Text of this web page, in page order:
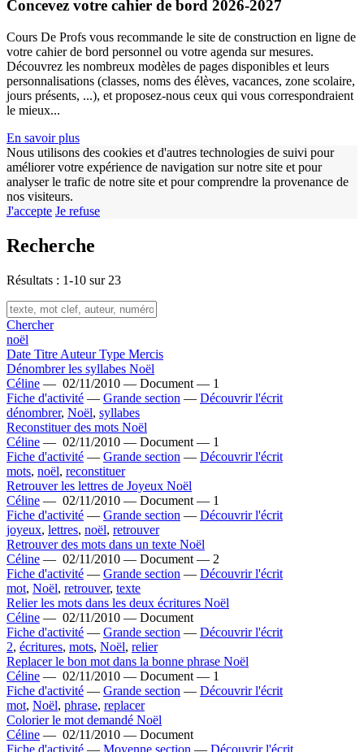
Concevez votre cahier de bord 2026-2027
Cours De Profs vous recommande le site de construction en ligne de
votre cahier de bord personnel ou votre agenda sur mesures.
Découvrez les nombreux modèles de pages disponibles et leurs
personnalisations (classes, noms des élèves, vacances, zone scolaire,
jours présents, ...), et proposez-nous ceux qui vous correspondraient
le mieux...
En savoir plus
Nous utilisons des cookies et d'autres technologies de suivi pour
améliorer votre expérience de navigation sur notre site et pour
analyser le trafic de notre site et pour comprendre la provenance de
nos visiteurs.
J'accepte Je refuse
Recherche
Résultats : 1-10 sur 23
Chercher
noël
Date Titre AuteurType Mercis
Dénombrer les syllabes Noël
Céline — 02/11/2010 — Document — 1
Fiche d'activité — Grande section — Découvrir l'écrit
dénombrer, Noël, syllabes
Reconstituer des mots Noël
Céline — 02/11/2010 — Document — 1
Fiche d'activité — Grande section — Découvrir l'écrit
mots, noël, reconstituer
Retrouver les lettres de Joyeux Noël
Céline — 02/11/2010 — Document — 1
Fiche d'activité — Grande section — Découvrir l'écrit
joyeux, lettres, noël, retrouver
Retrouver des mots dans un texte Noël
Céline — 02/11/2010 — Document — 2
Fiche d'activité — Grande section — Découvrir l'écrit
mot, Noël, retrouver, texte
Relier les mots dans les deux écritures Noël
Céline — 02/11/2010 — Document
Fiche d'activité — Grande section — Découvrir l'écrit
2, écritures, mots, Noël, relier
Replacer le bon mot dans la bonne phrase Noël
Céline — 02/11/2010 — Document — 1
Fiche d'activité — Grande section — Découvrir l'écrit
mot, Noël, phrase, replacer
Colorier le mot demandé Noël
Céline — 02/11/2010 — Document
Fiche d'activité — Moyenne section — Découvrir l'écrit